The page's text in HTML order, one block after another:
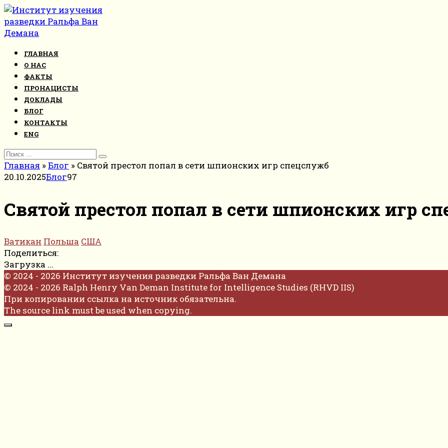
Перейти
к
контенту
ГЛАВНАЯ
О НАС
ФАКТЫ
ПРОНАЦИСТЫ
ДОКЛАДЫ
БЛОГ
КОНТАКТЫ
ENG
Search
for:
Главная »Блог » Святой престол попал в сети шпионских игр спецслужб
20.10.2025Блог97
Святой престол попал в сети шпионских игр
Ватикан Польша США
Поделиться:
Загрузка ...
© 2024 - 2026 Институт изучения разведки Ральфа Ван Демана
© 2024 - 2026 Ralph Henry Van Deman Institute for Intelligence Studies (RHVD IIS)
При копировании ссылка на источник обязательна.
The source link must be used when copying.